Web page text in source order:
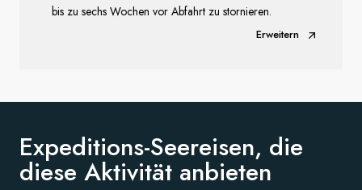
bis zu sechs Wochen vor Abfahrt zu stornieren.
Erweitern
Expeditions-Seereisen, die
diese Aktivität anbieten